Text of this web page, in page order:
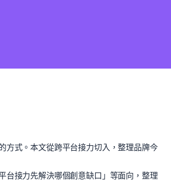
方式。本文從跨平台接力切入，整理品牌今
台接力先解決哪個創意缺口」等面向，整理